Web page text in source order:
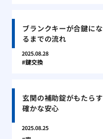
ブランクキーが合鍵にな
るまでの流れ
2025.08.28
鍵交換
玄関の補助錠がもたらす
確かな安心
2025.08.25